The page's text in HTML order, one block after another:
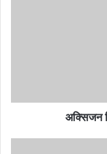
अक्सिजन